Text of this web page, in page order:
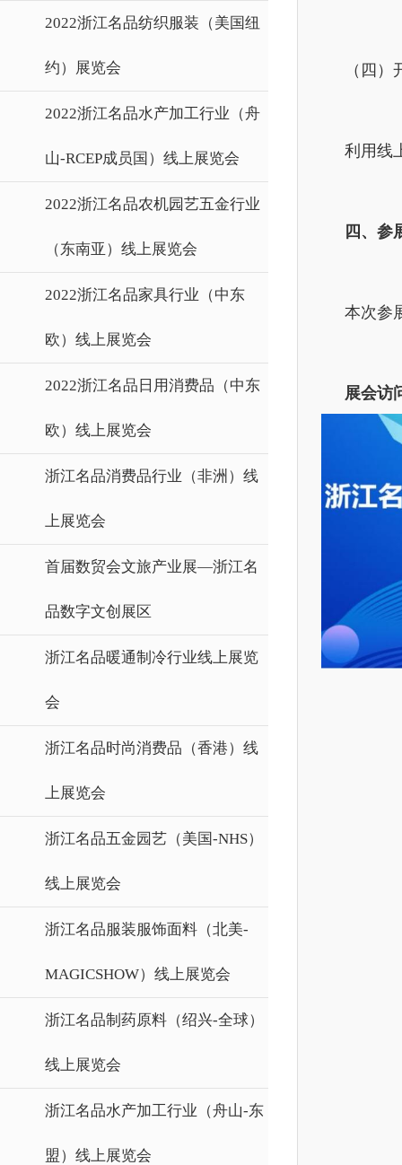
2022浙江名品纺织服装（美国纽
约）展览会
2022浙江名品水产加工行业（舟
山-RCEP成员国）线上展览会
2022浙江名品农机园艺五金行业
（东南亚）线上展览会
2022浙江名品家具行业（中东
欧）线上展览会
2022浙江名品日用消费品（中东
欧）线上展览会
浙江名品消费品行业（非洲）线
上展览会
首届数贸会文旅产业展—浙江名
品数字文创展区
浙江名品暖通制冷行业线上展览
会
浙江名品时尚消费品（香港）线
上展览会
浙江名品五金园艺（美国-NHS）
线上展览会
浙江名品服装服饰面料（北美-
MAGICSHOW）线上展览会
浙江名品制药原料（绍兴-全球）
线上展览会
浙江名品水产加工行业（舟山-东
盟）线上展览会
（四
利用线
四、参
本次参
展会访